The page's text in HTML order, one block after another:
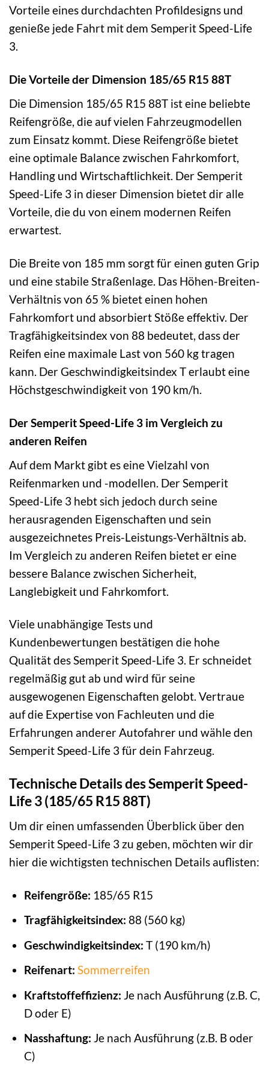
Vorteile eines durchdachten Profildesigns und
genieße jede Fahrt mit dem Semperit Speed-Life
3.
Die Vorteile der Dimension 185/65 R15 88T
Die Dimension 185/65 R15 88T ist eine beliebte
Reifengröße, die auf vielen Fahrzeugmodellen
zum Einsatz kommt. Diese Reifengröße bietet
eine optimale Balance zwischen Fahrkomfort,
Handling und Wirtschaftlichkeit. Der Semperit
Speed-Life 3 in dieser Dimension bietet dir alle
Vorteile, die du von einem modernen Reifen
erwartest.
Die Breite von 185 mm sorgt für einen guten Grip
und eine stabile Straßenlage. Das Höhen-Breiten-
Verhältnis von 65 % bietet einen hohen
Fahrkomfort und absorbiert Stöße effektiv. Der
Tragfähigkeitsindex von 88 bedeutet, dass der
Reifen eine maximale Last von 560 kg tragen
kann. Der Geschwindigkeitsindex T erlaubt eine
Höchstgeschwindigkeit von 190 km/h.
Der Semperit Speed-Life 3 im Vergleich zu
anderen Reifen
Auf dem Markt gibt es eine Vielzahl von
Reifenmarken und -modellen. Der Semperit
Speed-Life 3 hebt sich jedoch durch seine
herausragenden Eigenschaften und sein
ausgezeichnetes Preis-Leistungs-Verhältnis ab.
Im Vergleich zu anderen Reifen bietet er eine
bessere Balance zwischen Sicherheit,
Langlebigkeit und Fahrkomfort.
Viele unabhängige Tests und
Kundenbewertungen bestätigen die hohe
Qualität des Semperit Speed-Life 3. Er schneidet
regelmäßig gut ab und wird für seine
ausgewogenen Eigenschaften gelobt. Vertraue
auf die Expertise von Fachleuten und die
Erfahrungen anderer Autofahrer und wähle den
Semperit Speed-Life 3 für dein Fahrzeug.
Technische Details des Semperit Speed-
Life 3 (185/65 R15 88T)
Um dir einen umfassenden Überblick über den
Semperit Speed-Life 3 zu geben, möchten wir dir
hier die wichtigsten technischen Details auflisten:
Reifengröße: 185/65 R15
Tragfähigkeitsindex: 88 (560 kg)
Geschwindigkeitsindex: T (190 km/h)
Reifenart: Sommerreifen
Kraftstoffeffizienz: Je nach Ausführung (z.B. C,
D oder E)
Nasshaftung: Je nach Ausführung (z.B. B oder
C)